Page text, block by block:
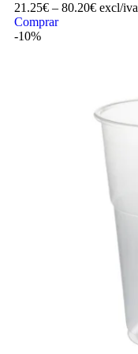
21.25€ – 80.20€ excl/iva
Comprar
-10%